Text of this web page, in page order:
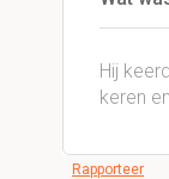
Hij
keren
Rapporteer